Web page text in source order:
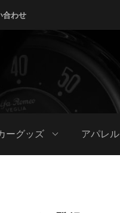
合わせ
ーグッズ アパレル